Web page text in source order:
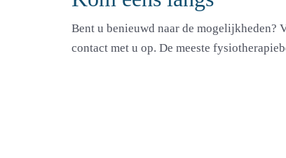
Bent u benieuwd naar de mogelijkheden?
contact met u op. De meeste